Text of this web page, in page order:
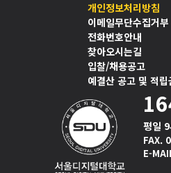
개인정보처리방침
이메일무단수집거부
전화번호안내
찾아오시는길
입찰/채용공고
예결산 공고 및 적
평일
FAX.
E-